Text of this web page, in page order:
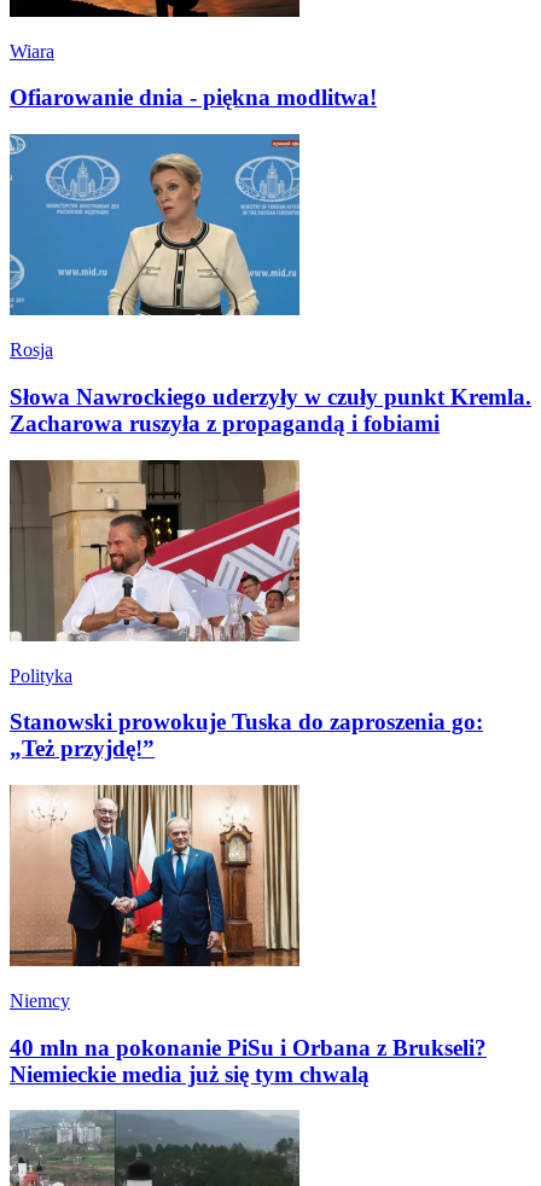
Wiara
Ofiarowanie dnia - piękna modlitwa!
Rosja
Słowa Nawrockiego uderzyły w czuły punkt Kremla.
Zacharowa ruszyła z propagandą i fobiami
Polityka
Stanowski prowokuje Tuska do zaproszenia go:
„Też przyjdę!”
Niemcy
40 mln na pokonanie PiSu i Orbana z Brukseli?
Niemieckie media już się tym chwalą